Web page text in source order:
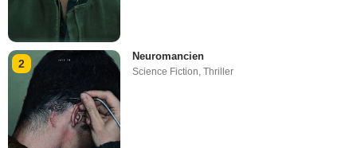
2
Neuromancien
Science Fiction ,Thriller